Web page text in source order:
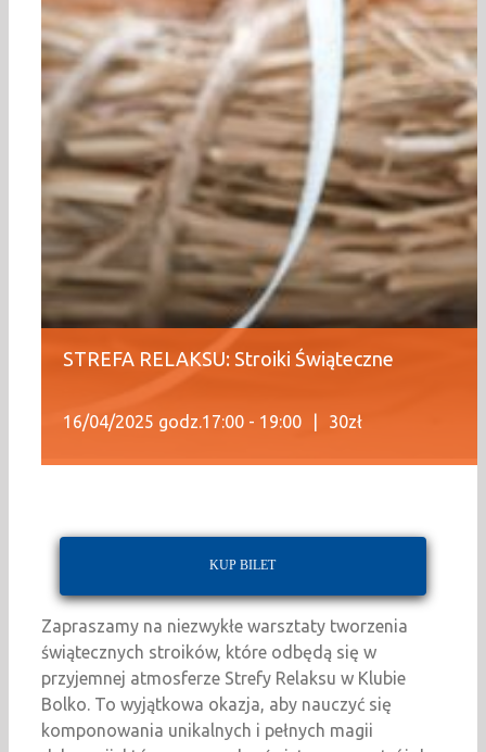
STREFA RELAKSU: Stroiki Świąteczne
16/04/2025 godz.17:00 - 19:00 30zł
KUP BILET
Zapraszamy na niezwykłe warsztaty tworzenia
świątecznych stroików, które odbędą się w
przyjemnej atmosferze Strefy Relaksu w Klubie
Bolko. To wyjątkowa okazja, aby nauczyć się
komponowania unikalnych i pełnych magii